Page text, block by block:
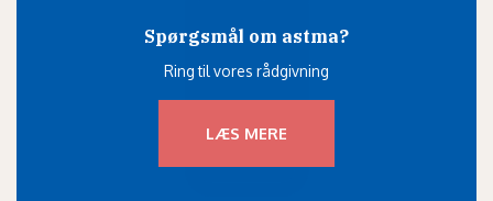
Spørgsmål om astma?
Ring til vores rådgivning
LÆS MERE